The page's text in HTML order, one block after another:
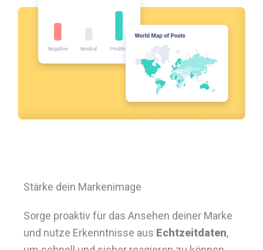
Stärke dein Markenimage
Sorge proaktiv für das Ansehen deiner Marke
und nutze Erkenntnisse aus Echtzeitdaten,